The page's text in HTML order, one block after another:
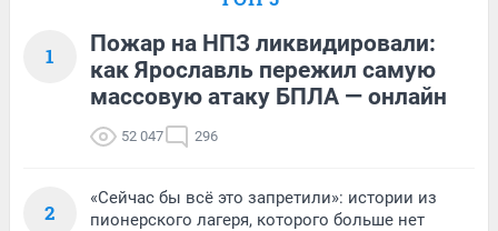
1
Пожар на НПЗ ликвидировали:
как Ярославль пережил самую
массовую атаку БПЛА — онлайн
52 047 296
2
«Сейчас бы всё это запретили»: истории из
пионерского лагеря, которого больше нет